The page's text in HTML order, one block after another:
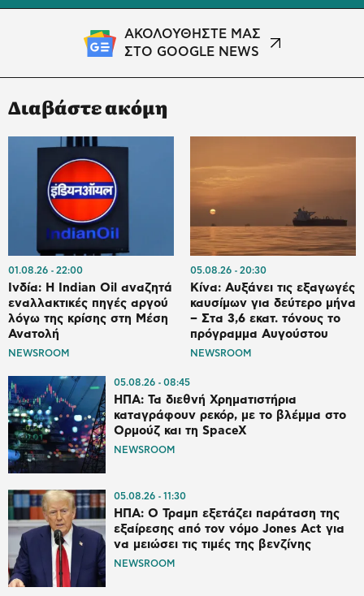
ΑΚΟΛΟΥΘΗΣΤΕ ΜΑΣ
ΣΤΟ GOOGLE NEWS
Διαβάστε ακόμη
01.08.26 22:00
Ινδία: Η Indian Oil αναζητά
εναλλακτικές πηγές αργού
λόγω της κρίσης στη Μέση
Ανατολή
NEWSROOM
05.08.26 20:30
Κίνα: Αυξάνει τις εξαγωγές
καυσίμων για δεύτερο μήνα
– Στα 3,6 εκατ. τόνους το
πρόγραμμα Αυγούστου
NEWSROOM
05.08.26 08:45
ΗΠΑ: Τα διεθνή Χρηματιστήρια
καταγράφουν ρεκόρ, με το βλέμμα στο
Ορμούζ και τη SpaceX
NEWSROOM
05.08.26 11:30
ΗΠΑ: Ο Τραμπ εξετάζει παράταση της
εξαίρεσης από τον νόμο Jones Act για
να μειώσει τις τιμές της βενζίνης
NEWSROOM